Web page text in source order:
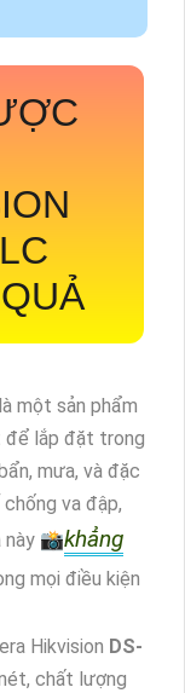
là một sản phẩm
lắp đặt trong
mưa, và đặc
va đập,
này 📸khẳng
mọi điều kiện
Hikvision DS-
chất lượng